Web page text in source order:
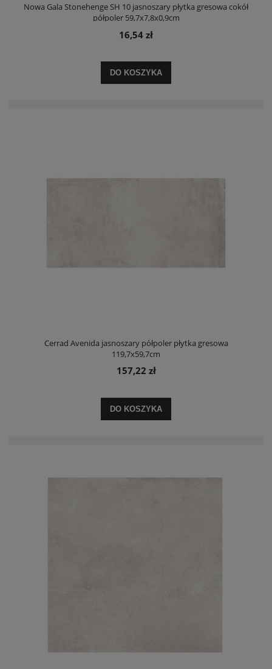
Nowa Gala Stonehenge SH 10 jasnoszary płytka gresowa cokół
półpoler 59,7x7,8x0,9cm
16,54 zł
DO KOSZYKA
Cerrad Avenida jasnoszary półpoler płytka gresowa
119,7x59,7cm
157,22 zł
DO KOSZYKA